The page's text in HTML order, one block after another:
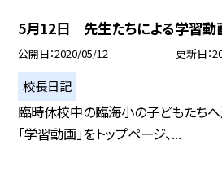
5月12日 先生たちによる学習動
公開日 2020/05/12 更新日
校長日記
臨時休校中の臨海小の子どもたちへ
「学習動画」をトップページ、...